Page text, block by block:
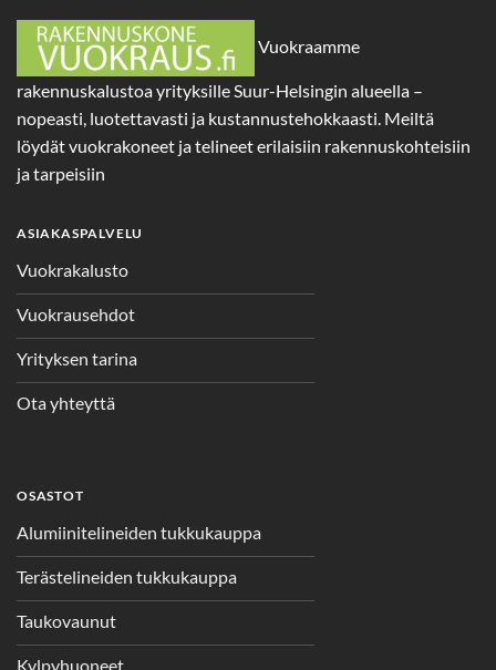
Vuokraamme
rakennuskalustoa yrityksille Suur-Helsingin alueella –
nopeasti, luotettavasti ja kustannustehokkaasti. Meiltä
löydät vuokrakoneet ja telineet erilaisiin rakennuskohteisiin
ja tarpeisiin
ASIAKASPALVELU
Vuokrakalusto
Vuokrausehdot
Yrityksen tarina
Ota yhteyttä
OSASTOT
Alumiinitelineiden tukkukauppa
Terästelineiden tukkukauppa
Taukovaunut
Kylpyhuoneet